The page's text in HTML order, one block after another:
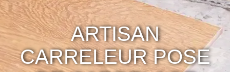
ARTISAN
CARRELEUR POSE